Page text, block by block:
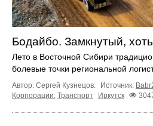
Бодайбо. Замкнутый,
Лето в Восточной Сибири
болевые точки региональной
Автор: Сергей Кузнецов. Источник:
Корпорации, Транспорт Иркутск